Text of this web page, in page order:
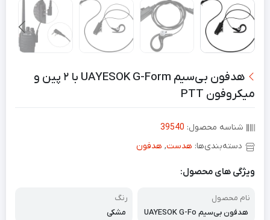
هدفون بی‌سیم UAYESOK G-Form با ۲ پین و
میکروفون PTT
شناسه محصول: 39540
دسته‌بندی‌ها: هدست, هدفون
ویژگی های محصول:
نام محصول
هدفون بی‌سیم UAYESOK G-Fo
رنگ
مشکی